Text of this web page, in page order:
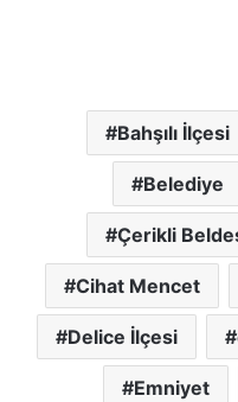
Bahşılı İlçesi
Belediye
Çerikli
Cihat Mencet
Delice İlçesi
Emniyet